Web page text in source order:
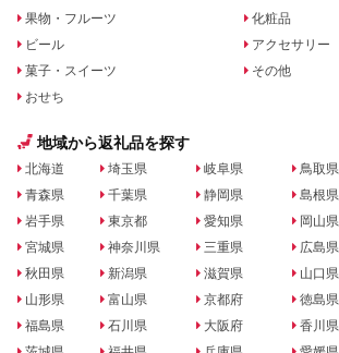
果物・フルーツ
ビール
菓子・スイーツ
おせち
化粧品
アクセサリー
その他
地域から返礼品を探す
北海道
青森県
岩手県
宮城県
秋田県
山形県
福島県
埼玉県
千葉県
東京都
神奈川県
新潟県
富山県
石川県
岐阜県
静岡県
愛知県
三重県
滋賀県
京都府
大阪府
鳥取県
島根県
岡山県
広島県
山口県
徳島県
香川県